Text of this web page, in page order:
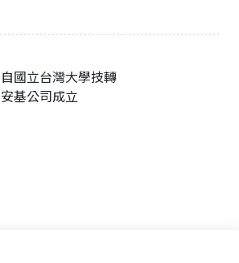
自國立台灣大學技轉
安基公司成立